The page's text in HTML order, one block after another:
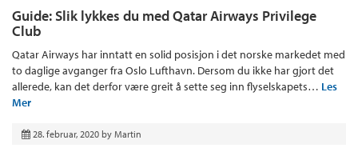
Guide: Slik lykkes du med Qatar Airways Privilege
Club
Qatar Airways har inntatt en solid posisjon i det norske markedet med
to daglige avganger fra Oslo Lufthavn. Dersom du ikke har gjort det
allerede, kan det derfor være greit å sette seg inn flyselskapets… Les
Mer
28. februar, 2020 by Martin